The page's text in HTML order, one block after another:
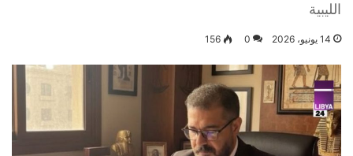
الليبية
14 يونيو، 2026 0
156